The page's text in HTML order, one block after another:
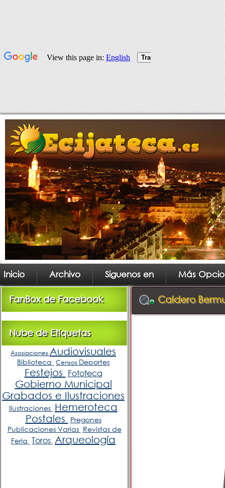
Inicio Archivo Siguenos en Más
FanBox de Facebook
Nube de Etiquetas
Asosiaciones Audiovisuales
Biblioteca Censos Deportes
Festejos Fototeca
Gobierno Municipal
Grabados e Ilustraciones
Ilustraciones Hemeroteca
Postales
Pregones
Publicaciones Varias Revistas de
Feria Toros Arqueología
Caldero